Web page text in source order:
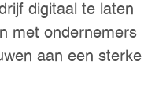
digitaal te laten
met ondernemers
aan een sterke